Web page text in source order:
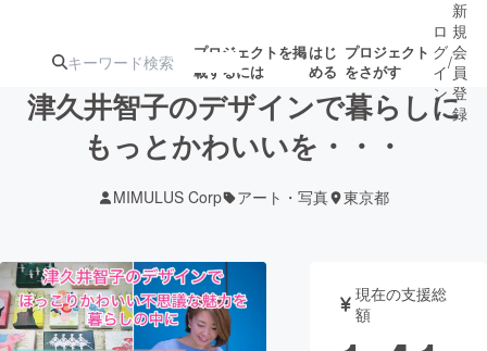
プロジェクトを掲
載するには
はじ
める
プロジェクト
をさがす
ターン
ジェクト
募集終了が近いプ
ロジェクト
アート・写真 音楽
ロ
グ
イ
ン
/
新
規
会
員
登
録
津久井智子のデザインで暮らしに
もっとかわいいを・・・
MIMULUS Corp アート・写真 東京都
現在の支援総
額